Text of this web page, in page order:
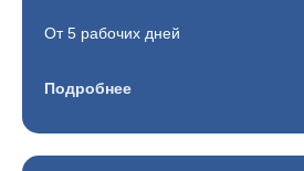
От 5 рабочих дней
Подробнее